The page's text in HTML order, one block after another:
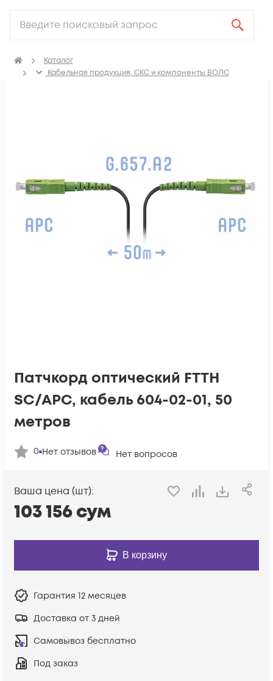
Каталог
Кабельная продукция, СКС и компоненты ВОЛС
Патчкорд оптический FTTH
SC/APC, кабель 604-02-01, 50
метров
0 Нет отзывов Нет вопросов
Ваша цена (шт):
103 156сум
В корзину
Гарантия 12 месяцев
Доставка от 3 дней
Самовывоз бесплатно
Под заказ